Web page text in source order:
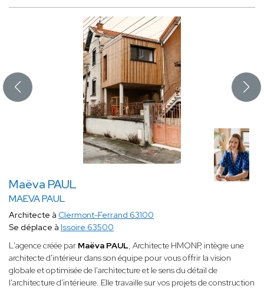
Maëva PAUL
MAEVA PAUL
Architecte à Clermont-Ferrand 63100
Se déplace à Issoire 63500
L'agence créée par Maëva PAUL, Architecte HMONP, intègre une
architecte d'intérieur dans son équipe pour vous offrir la vision
globale et optimisée de l'architecture et le sens du détail de
l'architecture d'intérieure. Elle travaille sur vos projets de construction